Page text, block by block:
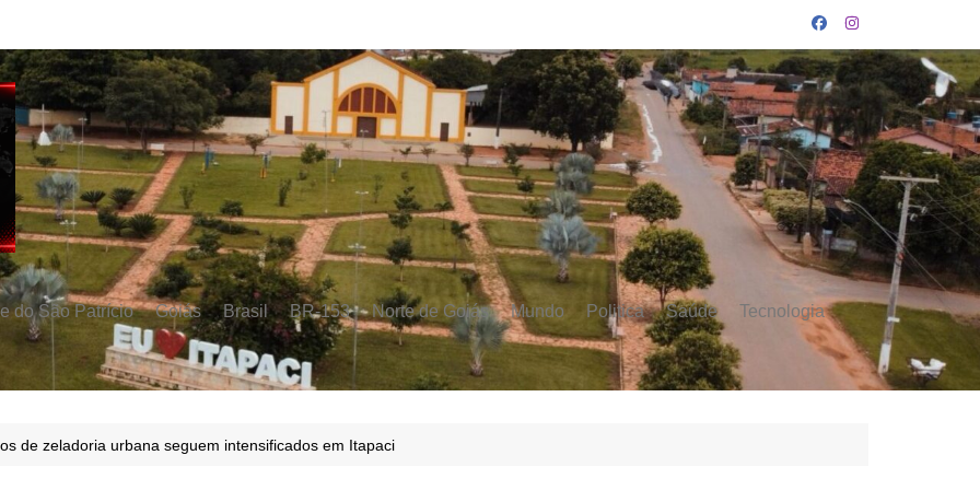
do São Patrício Goiás Brasil BR-153 Norte de Goiás Mundo Politica Saúde Tecnologia
de zeladoria urbana seguem intensificados em Itapaci